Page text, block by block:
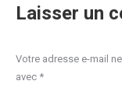
Laisser un
Votre adresse e-mail
avec *